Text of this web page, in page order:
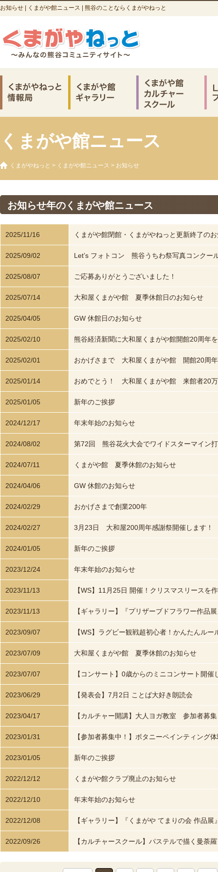
お知らせ | くまがや館ニュース | 熊谷のことならくまがやねっと
くまがや館ニュース
くまがやねっと > くまがや館ニュース > お知らせ
お知らせ年のくまがや館ニュース
2025/11/16 くまがや館閉館・くまがやねっと更新終了の
2025/09/02 Let’s フォトコン 熊谷うちわ祭写真コンクー
2025/08/07 ご応募ありがとうございました！
2025/07/14 大和屋くまがや館 夏季休館日のお知らせ
2025/04/05 GW 休館日のお知らせ
2025/02/10 熊谷経済新聞に大和屋くまがや館開館20周年
2025/02/01 おかげさまで 大和屋くまがや館 開館20周
2025/01/14 おめでとう！ 大和屋くまがや館 来館者20
2025/01/05 新年のご挨拶
2024/12/17 年末年始のお知らせ
2024/08/02 第72回 熊谷花火大会でワイドスターマイン
2024/07/11 くまがや館 夏季休館のお知らせ
2024/04/06 GW 休館のお知らせ
2024/02/29 おかげさまで創業200年
2024/02/27 3月23日 大和屋200周年感謝祭開催します！
2024/01/05 新年のご挨拶
2023/12/24 年末年始のお知らせ
2023/11/13 【WS】11月25日 開催！クリスマスリースを
2023/11/13 【ギャラリー】『プリザーブドフラワー作品
2023/09/07 【WS】ラグビー観戦超初心者！かんたんルー
2023/07/09 大和屋くまがや館 夏季休館のお知らせ
2023/07/07 【コンサート】0歳からのミニコンサート開催
2023/06/29 【発表会】7月2日 ことば大好き朗読会
2023/04/17 【カルチャー開講】大人ヨガ教室 参加者募
2023/01/31 【参加者募集中！】ボタニーペインティング
2023/01/05 新年のご挨拶
2022/12/12 くまがや館クラブ廃止のお知らせ
2022/12/10 年末年始のお知らせ
2022/12/08 【ギャラリー】『くまがや てまりの会 作品展
2022/09/26 【カルチャースクール】パステルで描く曼荼